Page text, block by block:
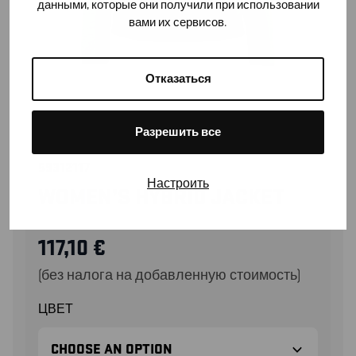
данными, которые они получили при использовании
вами их сервисов.
Отказаться
Разрешить все
Настроить
WOMEN’S HYBRID JACKET
117,10 €
(без налога на добавленную стоимость)
ЦВЕТ